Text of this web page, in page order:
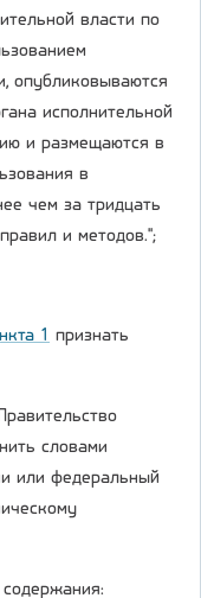
власти по
опубликовываются
исполнительной
и размещаются в
в
чем за тридцать
и методов.";
1 признать
словами
или федеральный